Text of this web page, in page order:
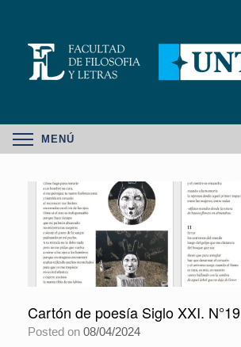
MENÚ
Cartón de poesía Siglo XXI. N°19
Posted on 08/04/2024